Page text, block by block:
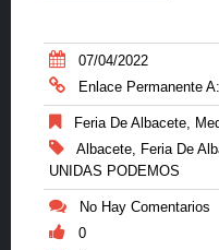
07/04/2022
Enlace Permanente A:
Feria De Albacete,
Albacete, Feria De
UNIDAS PODEMOS
No Hay Comentarios
0